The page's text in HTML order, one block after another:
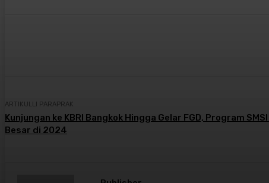
ARTIKULLI PARAPRAK
Kunjungan ke KBRI Bangkok Hingga Gelar FGD, Program
Besar di 2024